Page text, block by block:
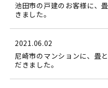
池田市の戸建のお客様に、
きました。
2021.06.02
尼崎市のマンションに、畳
だきました。